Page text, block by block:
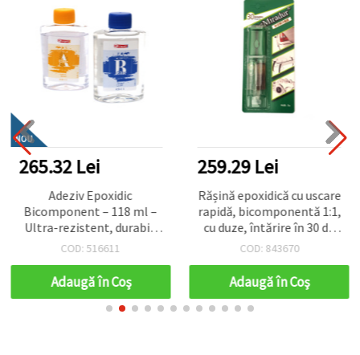
NOU
265.32 Lei
Adeziv Epoxidic
Bicomponent – 118 ml –
Ultra-rezistent, durabil,
cu lipire transparentă –
lemn, metal și proiecte
DIY & hobby
COD: 516611
Adaugă în Coş
259.29 Lei
Rășină epoxidică cu uscare
rapidă, bicomponentă 1:1,
cu duze, întărire în 30 de
minute, 25 g
COD: 843670
Adaugă în Coş